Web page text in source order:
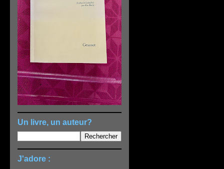
Un livre, un auteur?
J'adore :